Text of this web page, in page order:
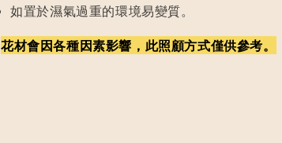
如置於濕氣過重的環境易變質。
花材會因各種因素影響，此照顧方式僅供參考。